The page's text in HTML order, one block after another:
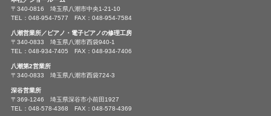
〒340-0816 埼玉県八潮市中央1-21-10
TEL：048-954-7577 FAX：048-954-7584
八潮営業所／ピアノ・電子ピアノの修理工房
〒340-0833 埼玉県八潮市西袋940-1
TEL：048-934-7405 FAX：048-934-7406
八潮第2営業所
〒340-0833 埼玉県八潮市西袋724-3
深谷営業所
〒369-1246 埼玉県深谷市小前田1927
TEL：048-578-4368 FAX：048-578-4369